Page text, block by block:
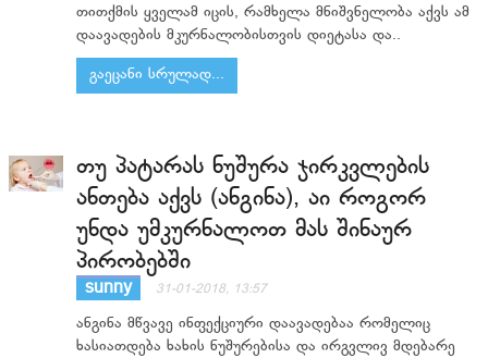
თითქმის ყველამ იცის, რამხელა მნიშვნელობა აქვს ამ
დაავადების მკურნალობისთვის დიეტასა და..
გაეცანი სრულად...
თუ პატარას ნუშურა ჯირკვლების
ანთება აქვს (ანგინა), აი როგორ
უნდა უმკურნალოთ მას შინაურ
პირობებში
sunny 31-01-2018, 13:57
ანგინა მწვავე ინფექციური დაავადებაა რომელიც
ხასიათდება ხახის ნუშურებისა და ირგვლივ მდებარე